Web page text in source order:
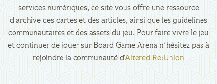
services numériques, ce site vous offre une ressource
d’archive des cartes et des articles, ainsi que les guidelines
communautaires et des assets du jeu. Pour faire vivre le jeu
et continuer de jouer sur Board Game Arena n'hésitez pas à
rejoindre la communauté d’Altered Re:Union